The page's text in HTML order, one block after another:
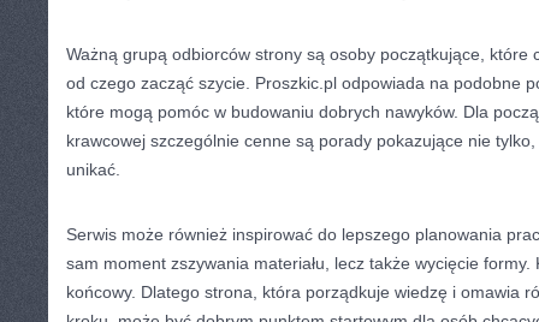
Ważną grupą odbiorców strony są osoby początkujące, które
od czego zacząć szycie. Proszkic.pl odpowiada na podobne
które mogą pomóc w budowaniu dobrych nawyków. Dla
krawcowej szczególnie cenne są porady pokazujące nie
unikać.
Serwis może również inspirować do lepszego planowania
sam moment zszywania materiału, lecz także wycięcie formy.
końcowy. Dlatego strona, która porządkuje wiedzę i omawia